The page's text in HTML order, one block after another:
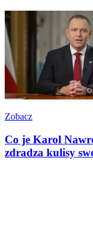
Zobacz
Co je Karol
zdradza kulisy